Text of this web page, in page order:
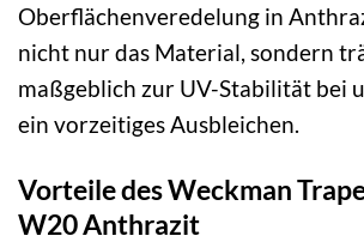
Oberflächenveredelung in
nicht nur das Material, sondern
maßgeblich zur UV-Stabilität bei
ein vorzeitiges Ausbleichen.
Vorteile des Weckman
W20 Anthrazit